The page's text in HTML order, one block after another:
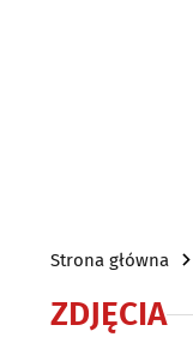
Strona główna
ZDJĘCIA